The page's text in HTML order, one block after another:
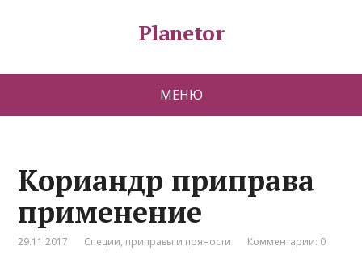
Planetor
МЕНЮ
Кориандр приправа
применение
29.11.2017 Специи, приправы и пряности Комментарии: 0